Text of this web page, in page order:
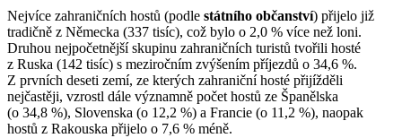
Nejvíce zahraničních hostů (podle státního občanství) přijelo již
tradičně z Německa (337 tisíc), což bylo o 2,0 % více než loni.
Druhou nejpočetnější skupinu zahraničních turistů tvořili hosté
z Ruska (142 tisíc) s meziročním zvýšením příjezdů o 34,6 %.
Z prvních deseti zemí, ze kterých zahraniční hosté přijížděli
nejčastěji, vzrostl dále významně počet hostů ze Španělska
(o 34,8 %), Slovenska (o 12,2 %) a Francie (o 11,2 %), naopak
hostů z Rakouska přijelo o 7,6 % méně.